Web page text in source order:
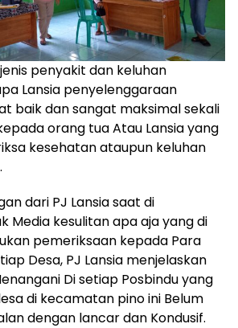
penyakit dan keluhan
Lansia penyelenggaraan
baik dan sangat maksimal sekali
orang tua Atau Lansia yang
kesehatan ataupun keluhan
dari PJ Lansia saat di
Media kesulitan apa aja yang di
pemeriksaan kepada Para
Desa, PJ Lansia menjelaskan
Di setiap Posbindu yang
di kecamatan pino ini Belum
dengan lancar dan Kondusif.